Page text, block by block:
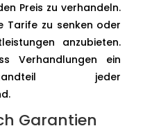
Preis zu verhandeln.
Tarife zu senken oder
anzubieten.
Verhandlungen ein
jeder
Garantien